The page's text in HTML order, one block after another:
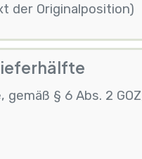
der Originalposition)
§ 6 Abs. 2